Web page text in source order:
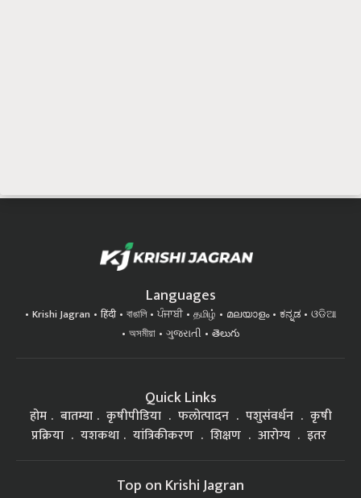
Languages
Krishi Jagran हिंदी বাঙালি ਪੰਜਾਬੀ தமிழ் മലയാളം ಕನ್ನಡ
ଓଡିଆ
অসমীয়া
ગુજરાતી తెలుగు
Quick Links
होम बातम्या कृषीपीडिया फलोत्पादन पशुसंवर्धन
कृषी
प्रक्रिया
यशकथा यांत्रिकीकरण शिक्षण आरोग्य इतर
Top on Krishi Jagran